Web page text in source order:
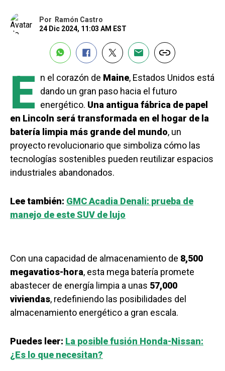
Por Ramón Castro
24 Dic 2024, 11:03 AM EST
E n el corazón de Maine, Estados Unidos está
dando un gran paso hacia el futuro
energético. Una antigua fábrica de papel
en Lincoln será transformada en el hogar de la
batería limpia más grande del mundo, un
proyecto revolucionario que simboliza cómo las
tecnologías sostenibles pueden reutilizar espacios
industriales abandonados.
Lee también: GMC Acadia Denali: prueba de
manejo de este SUV de lujo
Con una capacidad de almacenamiento de 8,500
megavatios-hora, esta mega batería promete
abastecer de energía limpia a unas 57,000
viviendas, redefiniendo las posibilidades del
almacenamiento energético a gran escala.
Puedes leer: La posible fusión Honda-Nissan:
¿Es lo que necesitan?